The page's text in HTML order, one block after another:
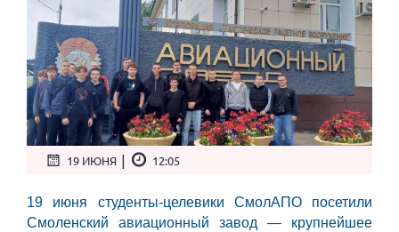
19 ИЮНЯ | 12:05
19 июня студенты-целевики СмолАПО посетили
Смоленский авиационный завод — крупнейшее